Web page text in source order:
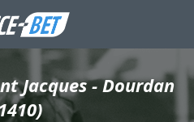
Jacques - Dourdan